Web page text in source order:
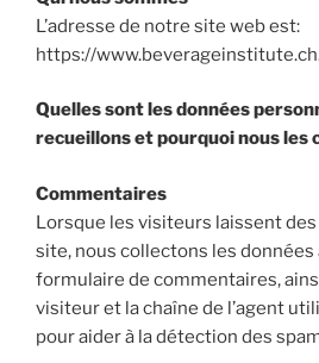
L’adresse de notre site web est:
https://
Quelles sont les données
recueillons et pourquoi nous les
Commentaires
Lorsque les visiteurs laissent
site, nous collectons les données
formulaire de commentaires,
visiteur et la chaîne de l’agent
pour aider à la détection des